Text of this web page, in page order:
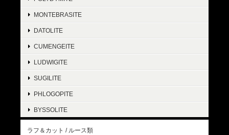
MONTEBRASITE
DATOLITE
CUMENGEITE
LUDWIGITE
SUGILITE
PHLOGOPITE
BYSSOLITE
ラフ＆カット / ルース類